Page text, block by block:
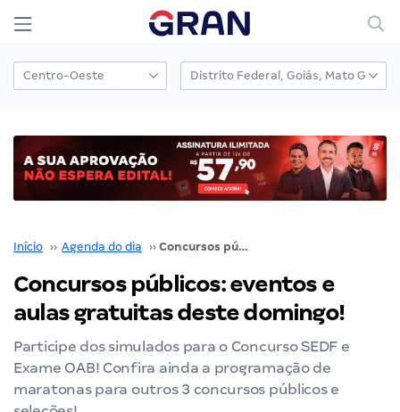
Início ›› Agenda do dia ›› Concursos públicos: eventos e aulas gratuitas deste domingo!
Concursos públicos: eventos e
aulas gratuitas deste domingo!
Participe dos simulados para o Concurso SEDF e
Exame OAB! Confira ainda a programação de
maratonas para outros 3 concursos públicos e